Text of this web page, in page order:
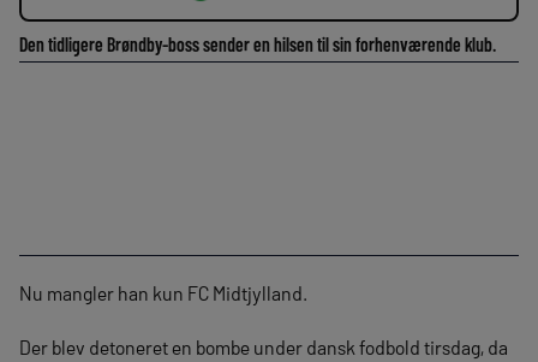
Den tidligere Brøndby-boss sender en hilsen til sin forhenværende klub.
Nu mangler han kun FC Midtjylland.
Der blev detoneret en bombe under dansk fodbold tirsdag, da